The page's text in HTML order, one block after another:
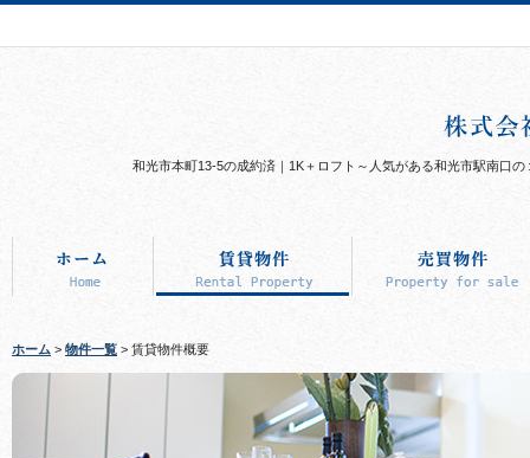
和光市本町13-5の成約済｜1K＋ロフト～人気がある和光市駅南口
ホーム > 物件一覧 > 賃貸物件概要